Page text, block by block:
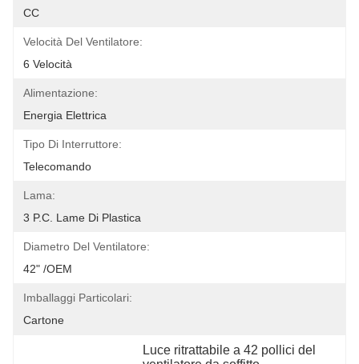
CC
Velocità Del Ventilatore:
6 Velocità
Alimentazione:
Energia Elettrica
Tipo Di Interruttore:
Telecomando
Lama:
3 P.c. Lame Di Plastica
Diametro Del Ventilatore:
42" /OEM
Imballaggi Particolari:
Cartone
Luce ritrattabile a 42 pollici del